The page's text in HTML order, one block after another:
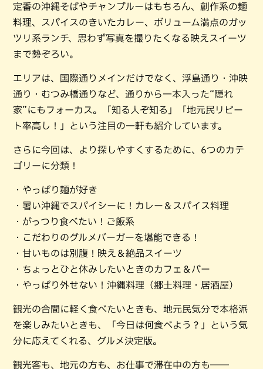
定番の沖縄そばやチャンプルーはもちろん、創作系の麺
料理、スパイスのきいたカレー、ボリューム満点のガッ
ツリ系ランチ、思わず写真を撮りたくなる映えスイーツ
まで勢ぞろい。
エリアは、国際通りメインだけでなく、浮島通り・沖映
通り・むつみ橋通りなど、通りから一本入った“隠れ
家”にもフォーカス。「知る人ぞ知る」「地元民リピー
ト率高し！」という注目の一軒も紹介しています。
さらに今回は、より探しやすくするために、6つのカテ
ゴリーに分類！
・やっぱり麺が好き
・暑い沖縄でスパイシーに！カレー＆スパイス料理
・がっつり食べたい！ご飯系
・こだわりのグルメバーガーを堪能できる！
・甘いものは別腹！映え＆絶品スイーツ
・ちょっとひと休みしたいときのカフェ＆バー
・やっぱり外せない！沖縄料理（郷土料理・居酒屋）
観光の合間に軽く食べたいときも、地元民気分で本格派
を楽しみたいときも、「今日は何食べよう？」という気
分に応えてくれる、グルメ決定版。
観光客も、地元の方も、お仕事で滞在中の方も――